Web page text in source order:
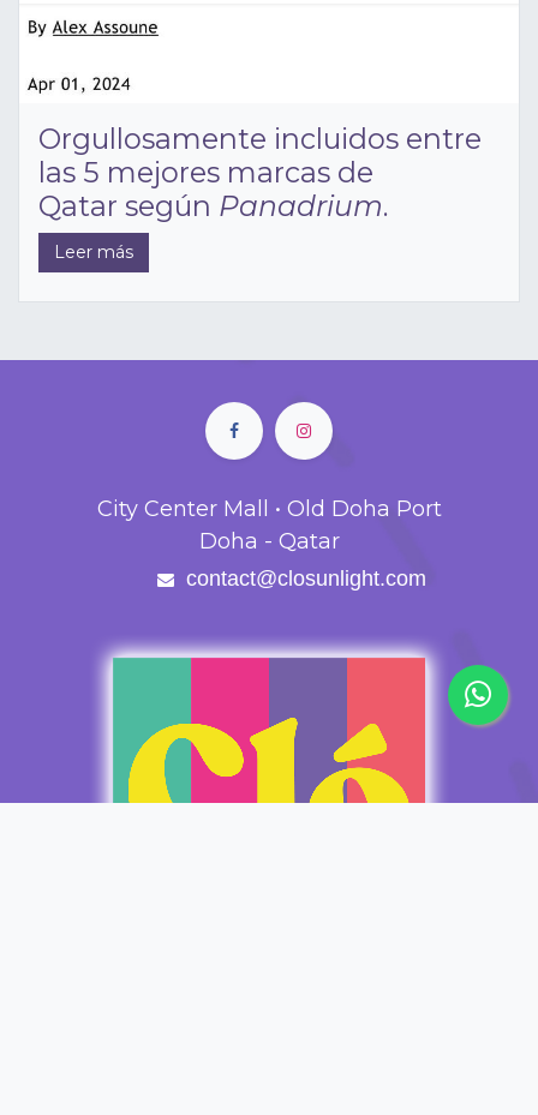
Orgullosamente incluidos entre
las 5 mejores marcas de
Qatar según Panadrium.
Leer más
City Center Mall • Old Doha Port
Doha - Qatar
contact@closunlight.com